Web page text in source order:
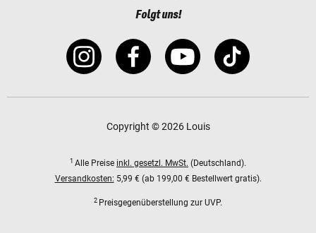
Folgt uns!
Copyright © 2026 Louis
1 Alle Preise inkl. gesetzl. MwSt. (Deutschland).
Versandkosten: 5,99 € (ab 199,00 € Bestellwert gratis).
2 Preisgegenüberstellung zur UVP.